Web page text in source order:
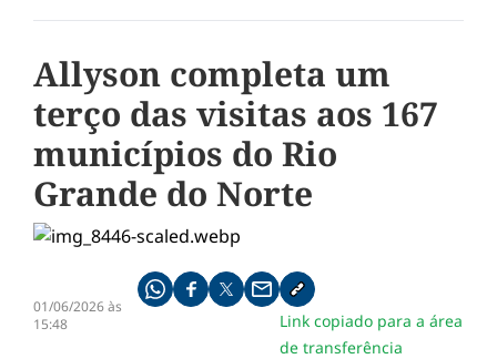
Allyson completa um
terço das visitas aos 167
municípios do Rio
Grande do Norte
01/06/2026 às
15:48
Compartilhe pelo whatsapp
Compartilhar no facebook
Compartilhar no twitter
Compartilhe pelo email
Copiar link da notícia
Link copiado para a área
de transferência